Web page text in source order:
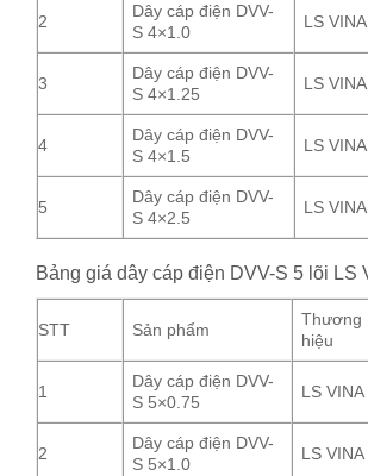
2
Dây cáp điện DVV-
S 4×1.0
LS VINA
3
Dây cáp điện DVV-
S 4×1.25
LS VINA
4
Dây cáp điện DVV-
S 4×1.5
LS VINA
5
Dây cáp điện DVV-
S 4×2.5
LS VINA
Bảng giá dây cáp điện DVV-S 5 lõi LS
STT Sản phẩm
Thương
hiệu
1
Dây cáp điện DVV-
S 5×0.75
LS VINA
2
Dây cáp điện DVV-
S 5×1.0
LS VINA